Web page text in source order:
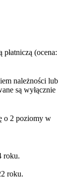
(ocena:
należności lub
są wyłącznie
o 2 poziomy w
roku.
roku.